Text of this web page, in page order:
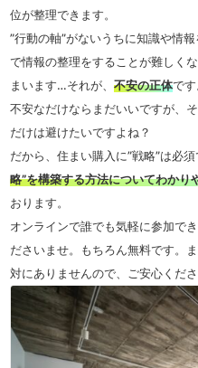
位が整理できます。
”行動の軸”がないうちに知識や情
で情報の整理をすることが難しく
まいます…それが、不安の正体です
不安なだけならまだいいですが、
だけは避けたいですよね？
だから、住まい購入に”戦略”は必
略”を構築する方法についてわかり
おります。
オンラインで誰でも気軽に参加で
ださいませ。もちろん無料です。
対にありませんので、ご安心くだ